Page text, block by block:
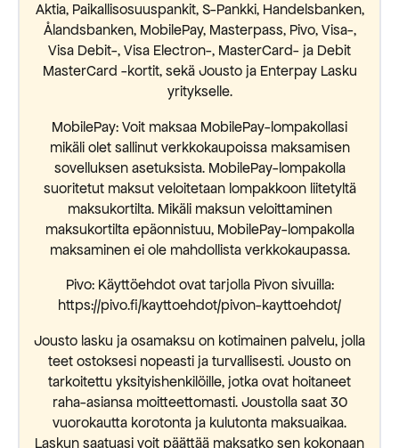
Aktia, Paikallisosuuspankit, S-Pankki, Handelsbanken,
Ålandsbanken, MobilePay, Masterpass, Pivo, Visa-,
Visa Debit-, Visa Electron-, MasterCard- ja Debit
MasterCard -kortit, sekä Jousto ja Enterpay Lasku
yritykselle.
MobilePay: Voit maksaa MobilePay-lompakollasi
mikäli olet sallinut verkkokaupoissa maksamisen
sovelluksen asetuksista. MobilePay-lompakolla
suoritetut maksut veloitetaan lompakkoon liitetyltä
maksukortilta. Mikäli maksun veloittaminen
maksukortilta epäonnistuu, MobilePay-lompakolla
maksaminen ei ole mahdollista verkkokaupassa.
Pivo: Käyttöehdot ovat tarjolla Pivon sivuilla:
https://pivo.fi/kayttoehdot/pivon-kayttoehdot/
Jousto lasku ja osamaksu on kotimainen palvelu, jolla
teet ostoksesi nopeasti ja turvallisesti. Jousto on
tarkoitettu yksityishenkilöille, jotka ovat hoitaneet
raha-asiansa moitteettomasti. Joustolla saat 30
vuorokautta korotonta ja kulutonta maksuaikaa.
Laskun saatuasi voit päättää maksatko sen kokonaan